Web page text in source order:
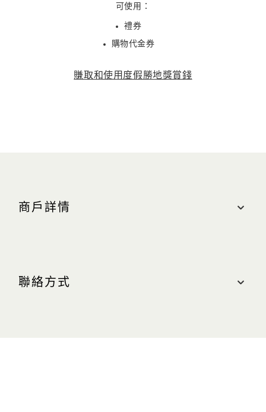
可使用：
禮券
購物代金券
賺取和使用度假勝地獎賞錢
商戶詳情
最近的停車場：中區（橘色區域）
聯絡方式